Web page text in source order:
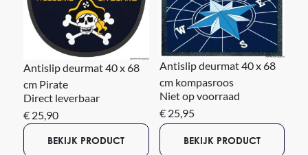
Antislip deurmat 40 x 68
cm Pirate
Direct leverbaar
€ 25,90
BEKIJK PRODUCT
Antislip deurmat 40 x 68
cm kompasroos
Niet op voorraad
€ 25,95
BEKIJK PRODUCT